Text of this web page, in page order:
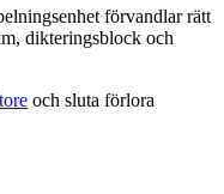
förvandlar rätt
dikteringsblock och
och sluta förlora